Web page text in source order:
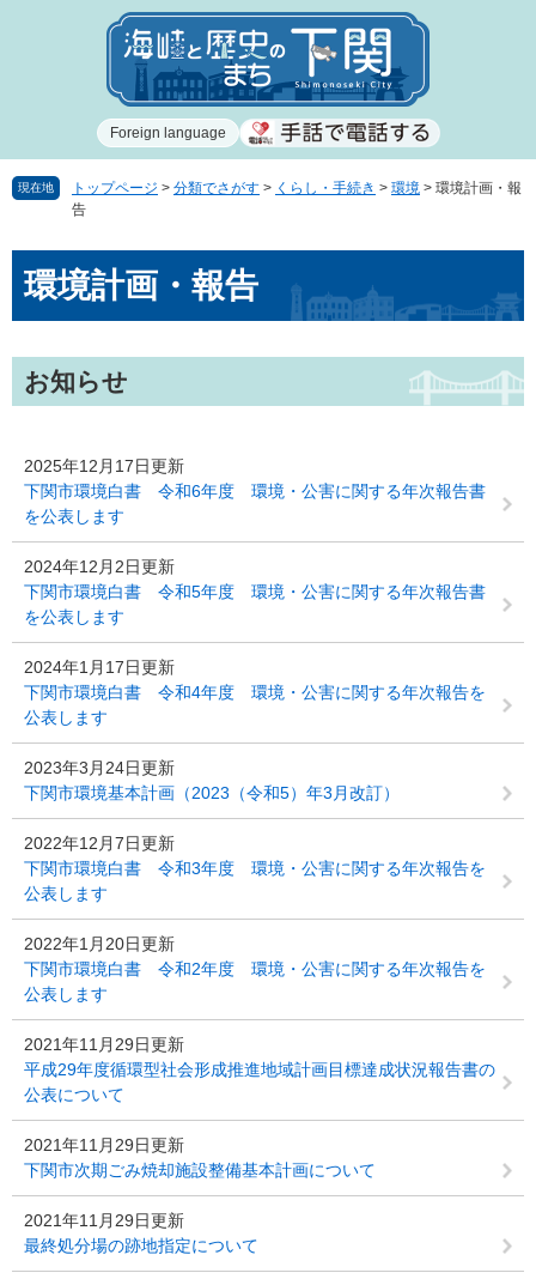
で
ば
Foreign language
現在地 トップページ > 分類でさがす > くらし・手続き > 環境 > 環境計画・報
告
文環境計画・報告
お知らせ
2025年12月17日更新
下関市環境白書 令和6年度 環境・公害に関する年次報告書
を公表します
2024年12月2日更新
下関市環境白書 令和5年度 環境・公害に関する年次報告書
を公表します
2024年1月17日更新
下関市環境白書 令和4年度 環境・公害に関する年次報告を
公表します
2023年3月24日更新
下関市環境基本計画（2023（令和5）年3月改訂）
2022年12月7日更新
下関市環境白書 令和3年度 環境・公害に関する年次報告を
公表します
2022年1月20日更新
下関市環境白書 令和2年度 環境・公害に関する年次報告を
公表します
2021年11月29日更新
平成29年度循環型社会形成推進地域計画目標達成状況報告書の
公表について
2021年11月29日更新
下関市次期ごみ焼却施設整備基本計画について
2021年11月29日更新
最終処分場の跡地指定について